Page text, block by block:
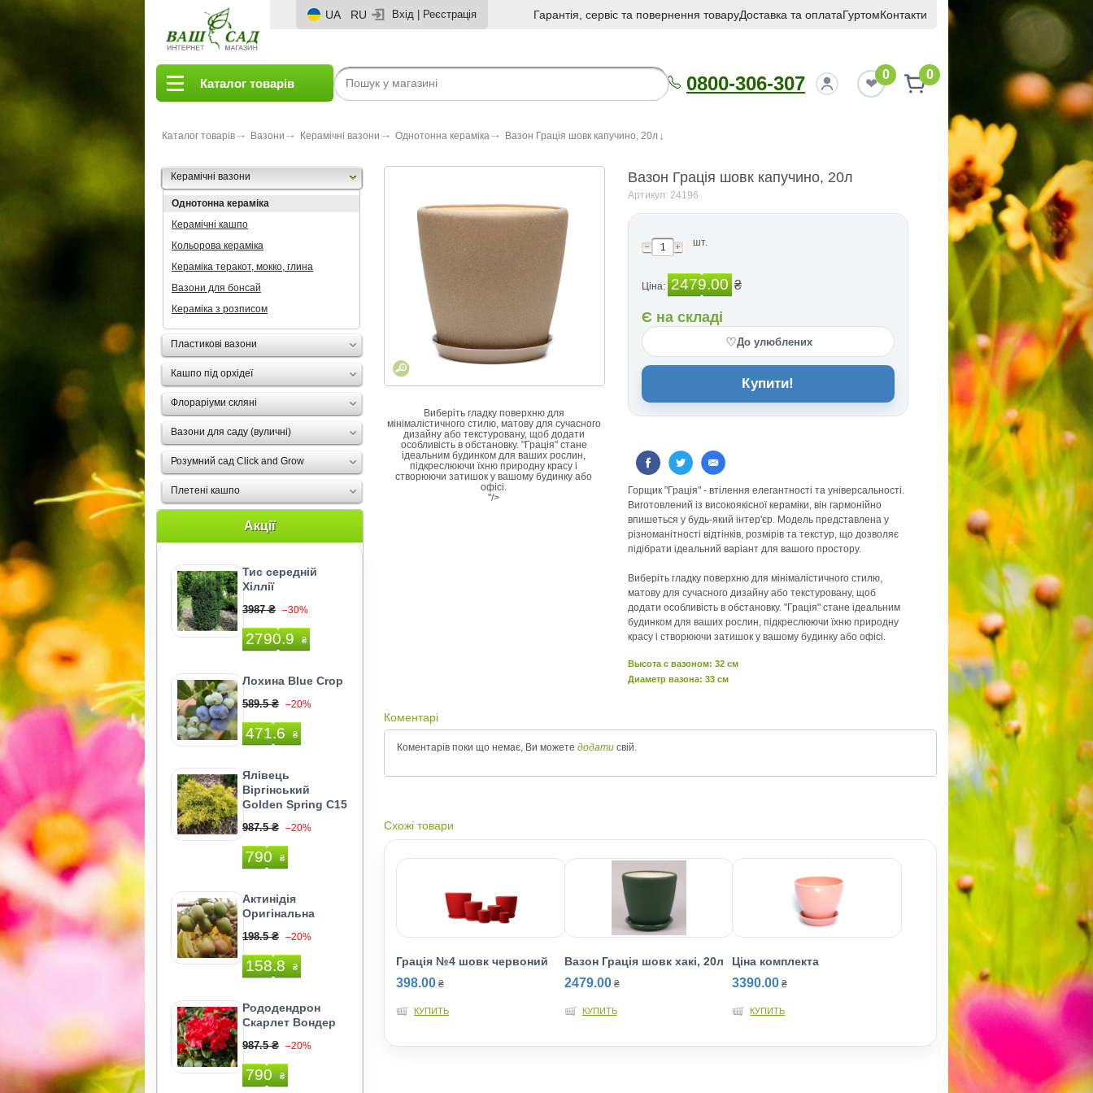
UA RU Вхід Реєстрація Гарантія, сервіс та повернення товаруДоставка та оплатаГуртомКонтакти
Каталог товарів 0800-306-307 0 0
Каталог товарів Вазони Керамічні вазони Однотонна кераміка Вазон Грація шовк капучино, 20л
Керамічні вазони
Однотонна кераміка
Керамічні кашпо
Кольорова кераміка
Кераміка теракот, мокко, глина
Вазони для бонсай
Кераміка з розписом
Пластикові вазони
Кашпо під орхідеї
Флораріуми скляні
Вазони для саду (вуличні)
Розумний сад Click and Grow
Плетені кашпо
Акції
Тис середній
Хіллії
3987 ₴ –30%
2790.9 ₴
Лохина Blue Crop
589.5 ₴ –20%
471.6 ₴
Ялівець
Віргінський
Golden Spring C15
987.5 ₴ –20%
790 ₴
Актинідія
Оригінальна
198.5 ₴ –20%
158.8 ₴
Рододендрон
Скарлет Вондер
987.5 ₴ –20%
790 ₴
Виберіть гладку поверхню для
мінімалістичного стилю, матову для сучасного
дизайну або текстуровану, щоб додати
особливість в обстановку. "Грація" стане
ідеальним будинком для ваших рослин,
підкреслюючи їхню природну красу і
створюючи затишок у вашому будинку або
офісі.
"/>
Вазон Грація шовк капучино, 20л
Артикул: 24196
шт.
Ціна: 2479.00 ₴
Є на складі
♡До улюблених
Купити!
Горщик "Грація" - втілення елегантності та універсальності.
Виготовлений із високоякісної кераміки, він гармонійно
впишеться у будь-який інтер'єр. Модель представлена у
різноманітності відтінків, розмірів та текстур, що дозволяє
підібрати ідеальний варіант для вашого простору.
Виберіть гладку поверхню для мінімалістичного стилю,
матову для сучасного дизайну або текстуровану, щоб
додати особливість в обстановку. "Грація" стане ідеальним
будинком для ваших рослин, підкреслюючи їхню природну
красу і створюючи затишок у вашому будинку або офісі.
Высота c вазоном: 32 см
Диаметр вазона: 33 см
Коментарі
Коментарів поки що немає, Ви можете додати свій.
Схожі товари
Грація №4 шовк червоний
398.00 ₴
КУПИТЬ
Вазон Грація шовк хакі, 20л
2479.00 ₴
КУПИТЬ
Ціна комплекта
3390.00 ₴
КУПИТЬ